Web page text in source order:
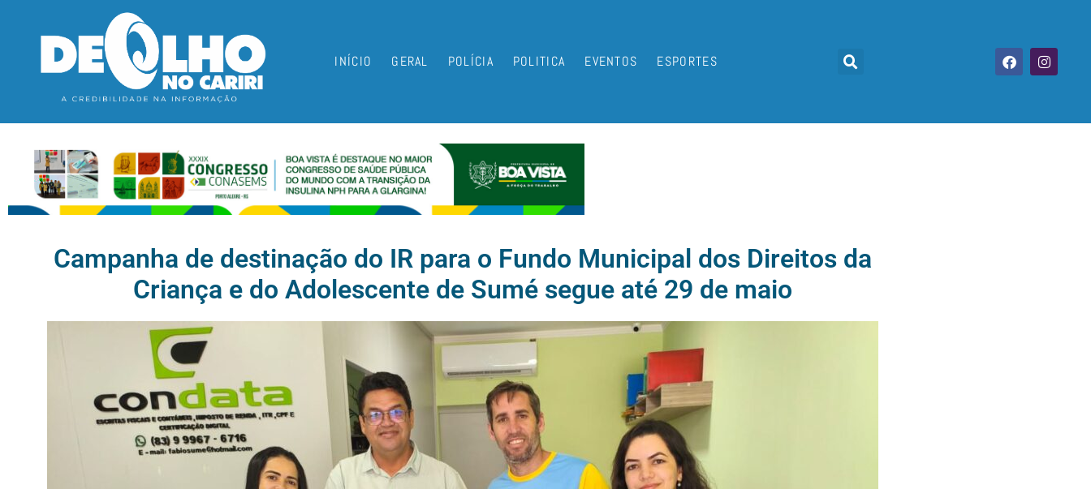
INÍCIO GERAL POLÍCIA POLITICA EVENTOS ESPORTES
Campanha de destinação do IR para o Fundo Municipal dos Direitos da
Criança e do Adolescente de Sumé segue até 29 de maio